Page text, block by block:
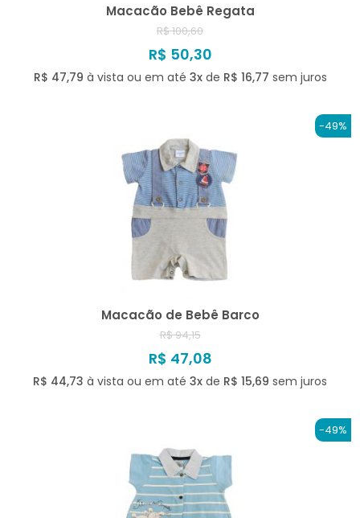
Macacão Bebê Regata
R$ 100,60
R$ 50,30
R$ 47,79 à vista ou em até 3xde R$ 16,77 sem juros
-49%
Macacão de Bebê Barco
R$ 94,15
R$ 47,08
R$ 44,73 à vista ou em até 3x de R$ 15,69 sem juros
-49%